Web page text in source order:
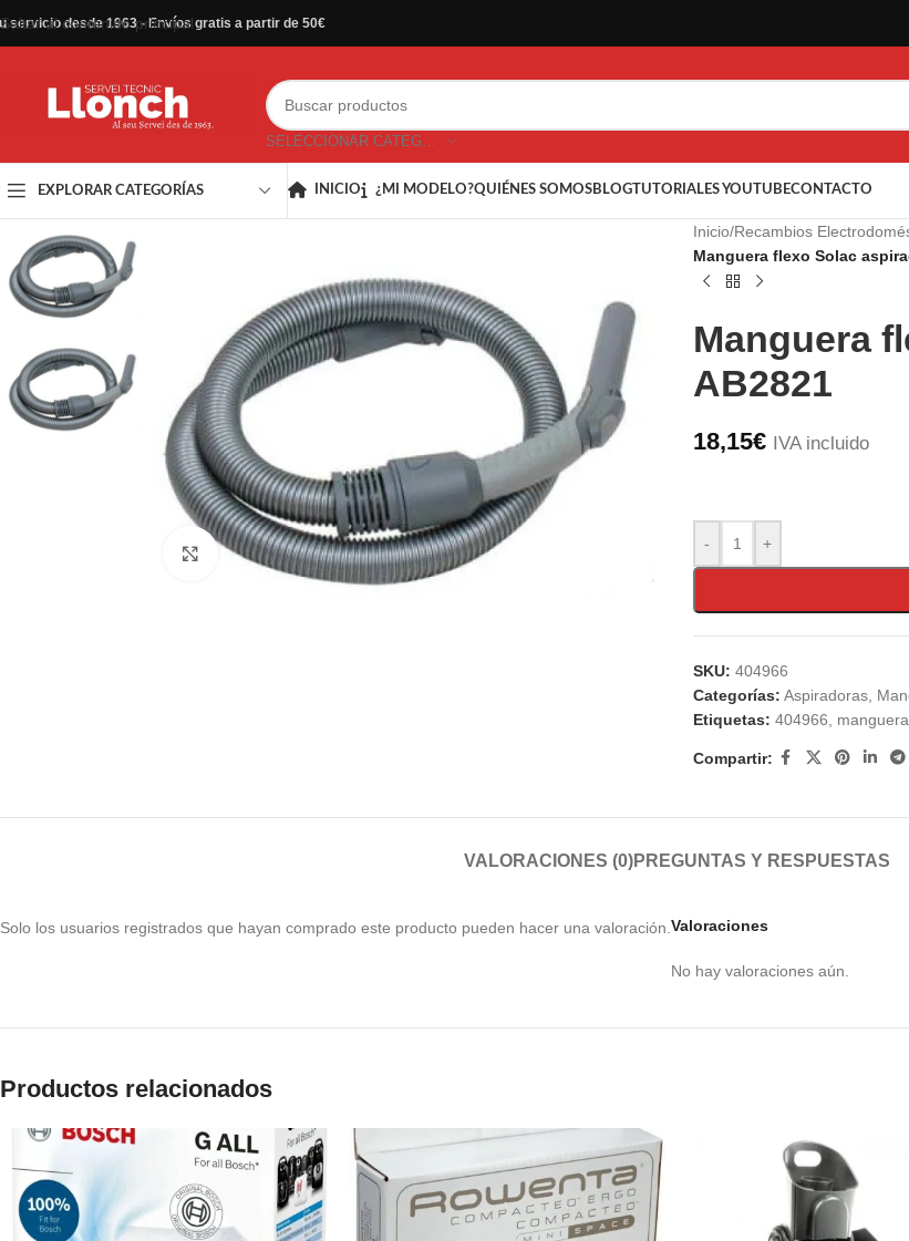
Saltar al contenido principal
servicio desde 1963 - Envíos gratis a partir de 50€
EXPLORAR CATEGORÍAS INICIO ¿MI MODELO?QUIÉNES SOMOSBLOGTUTORIALES YOUTUBECONTACTO
Haga clic para ampliar
Inicio/Recambios
Manguera flexo Solac
Manguera
AB2821
18,15€ IVA incluido
- +
SKU: 404966
Categorías: Aspiradoras,
Etiquetas: 404966
Compartir:
VALORACIONES (0)PREGUNTAS Y RESPUESTAS
Valoraciones
No hay valoraciones aún.
Solo los usuarios registrados que hayan comprado este producto pueden hacer una valoración.
Productos relacionados